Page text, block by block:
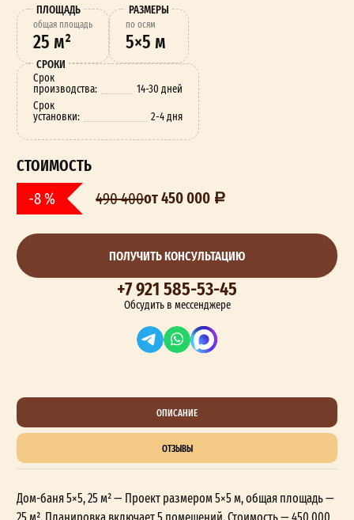
ПЛОЩАДЬ
oбщая площадь
25 м²
РАЗМЕРЫ
по осям
5×5 м
СРОКИ
Срок
производства:
14-30 дней
Срок
установки: 2-4 дня
СТОИМОСТЬ
-8 % 490 400от 450 000
ПОЛУЧИТЬ КОНСУЛЬТАЦИЮ
+7 921 585-53-45
Обсудить в мессенджере
ОПИСАНИЕ
ОТЗЫВЫ
Дом-баня 5×5, 25 м² — Проект размером 5×5 м, общая площадь —